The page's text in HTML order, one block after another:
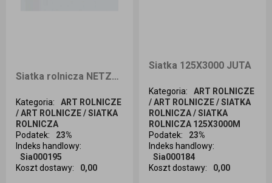
Siatka rolnicza NETZWERK HELLASNET 125x3000mX
Kategoria:
ART ROLNICZE
/ ART ROLNICZE / SIATKA
ROLNICZA
Podatek:
23%
Indeks handlowy:
Sia000195
Koszt dostawy: 0,00
Ilość sztuk
Siatka 125X3000 JUTA
Kategoria:
ART ROLNICZE
/ ART ROLNICZE / SIATKA
ROLNICZA / SIATKA
ROLNICZA 125X3000M
Podatek:
23%
Indeks handlowy:
Sia000184
Koszt dostawy: 0,00
Ilość sztuk